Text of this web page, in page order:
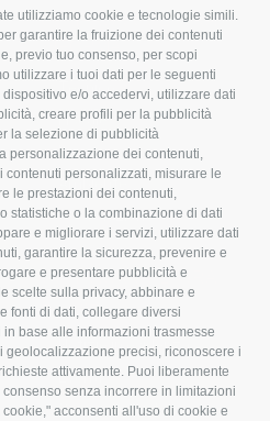
utilizziamo cookie e tecnologie simili.
garantire la fruizione dei contenuti
previo tuo consenso, per scopi
utilizzare i tuoi dati per le seguenti
e/o accedervi, utilizzare dati
creare profili per la pubblicità
la selezione di pubblicità
personalizzazione dei contenuti,
personalizzati, misurare le
le prestazioni dei contenuti,
statistiche o la combinazione di dati
e migliorare i servizi, utilizzare dati
garantire la sicurezza, prevenire e
e presentare pubblicità e
scelte sulla privacy, abbinare e
fonti di dati, collegare diversi
base alle informazioni trasmesse
geolocalizzazione precisi, riconoscere i
attivamente. Puoi liberamente
senza incorrere in limitazioni
acconsenti all'uso di cookie e
CONFAGRICOLTURA
INFORMA
Tecnico
Fiscale
Lavoro
Ambiente
Associazione
CONFAGRICOLTURA
ATTIVA
Notizie in evidenza
Eventi
Comunicati Stampa